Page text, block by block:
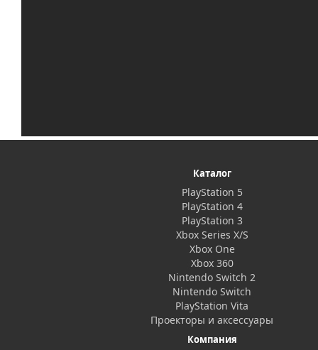
Каталог
PlayStation 5
PlayStation 4
PlayStation 3
Xbox Series X/S
Xbox One
Xbox 360
Nintendo Switch 2
Nintendo Switch
PlayStation Vita
Проекторы и аксессуары
Компания